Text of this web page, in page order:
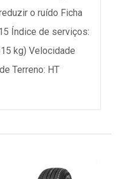
o ruído Ficha
Índice de serviços:
kg) Velocidade
Terreno: HT